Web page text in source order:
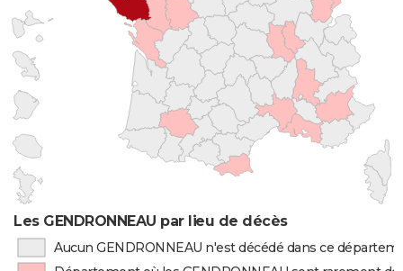
Les GENDRONNEAU par lieu de décès
Aucun GENDRONNEAU n'est décédé dans ce